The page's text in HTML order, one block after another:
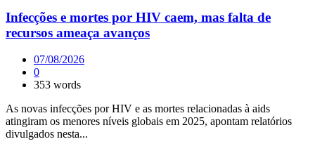
Infecções e mortes por HIV caem, mas falta de
recursos ameaça avanços
07/08/2026
0
353 words
As novas infecções por HIV e as mortes relacionadas à aids
atingiram os menores níveis globais em 2025, apontam relatórios
divulgados nesta...